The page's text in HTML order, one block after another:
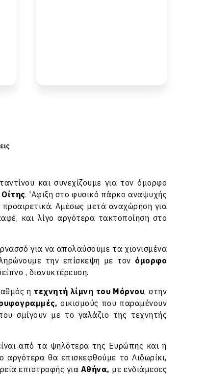
και συνεχίζουμε για τον όμορφο
. 'Αφιξη στο φυσικό πάρκο αναψυχής
Αμέσως μετά αναχώρηση για
και λίγο αργότερα τακτοποίηση στο
για να απολαύσουμε τα χιονισμένα
την επίσκεψη με τον όμορφο
, διανυκτέρευση.
η τεχνητή λίμνη του Μόρνου, στην
οικισμούς που παραμένουν
σμίγουν με το γαλάζιο της τεχνητής
από τα ψηλότερα της Ευρώπης και η
αργότερα θα επισκεφθούμε το Λιδωρίκι,
επιστροφής για Αθήνα, με ενδιάμεσες